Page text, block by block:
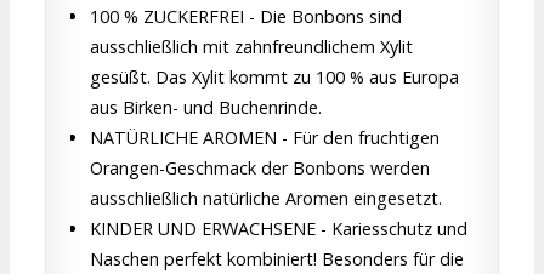
100 % ZUCKERFREI - Die Bonbons sind
ausschließlich mit zahnfreundlichem Xylit
gesüßt. Das Xylit kommt zu 100 % aus Europa
aus Birken- und Buchenrinde.
NATÜRLICHE AROMEN - Für den fruchtigen
Orangen-Geschmack der Bonbons werden
ausschließlich natürliche Aromen eingesetzt.
KINDER UND ERWACHSENE - Kariesschutz und
Naschen perfekt kombiniert! Besonders für die